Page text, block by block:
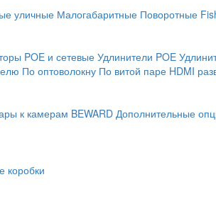
уличные Малогабаритные Поворотные
POE и сетевые Удлинители POE
По оптоволокну По витой паре HDMI
к камерам BEWARD Дополнительные
коробки